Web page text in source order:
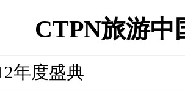
CTPN旅游中
年度盛典